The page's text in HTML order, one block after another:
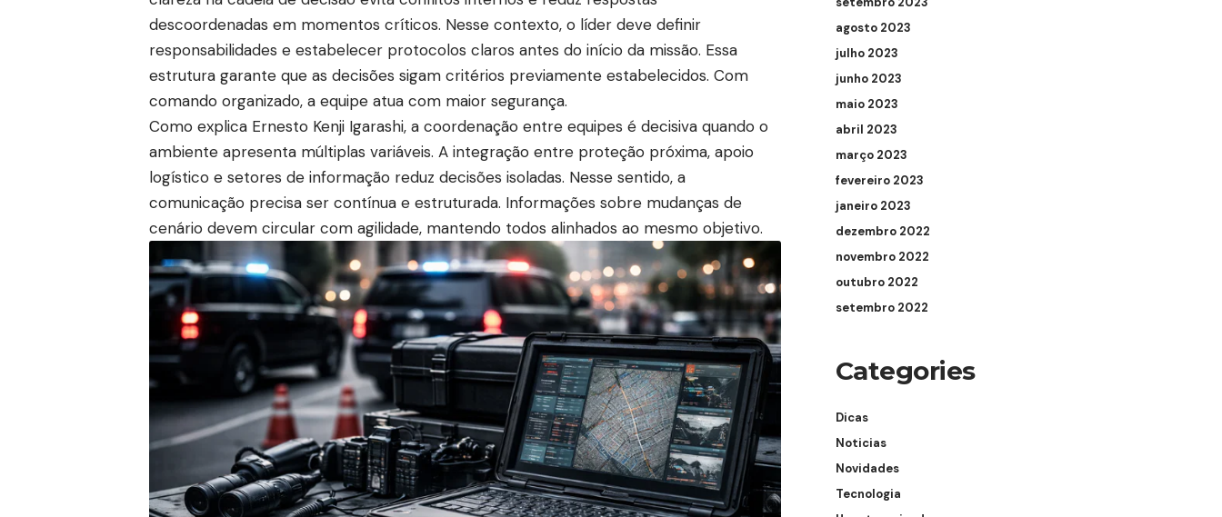
descoordenadas em momentos críticos. Nesse contexto, o líder deve definir
responsabilidades e estabelecer protocolos claros antes do início da missão. Essa
estrutura garante que as decisões sigam critérios previamente estabelecidos. Com
comando organizado, a equipe atua com maior segurança.
Como explica Ernesto Kenji Igarashi, a coordenação entre equipes é decisiva quando o
ambiente apresenta múltiplas variáveis. A integração entre proteção próxima, apoio
logístico e setores de informação reduz decisões isoladas. Nesse sentido, a
comunicação precisa ser contínua e estruturada. Informações sobre mudanças de
cenário devem circular com agilidade, mantendo todos alinhados ao mesmo objetivo.
agosto 2023
julho 2023
junho 2023
maio 2023
abril 2023
março 2023
fevereiro 2023
janeiro 2023
dezembro 2022
novembro 2022
outubro 2022
setembro 2022
Categories
Dicas
Noticias
Novidades
Tecnologia